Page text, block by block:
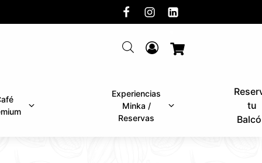
Experiencias
Minka /
Reservas
tu